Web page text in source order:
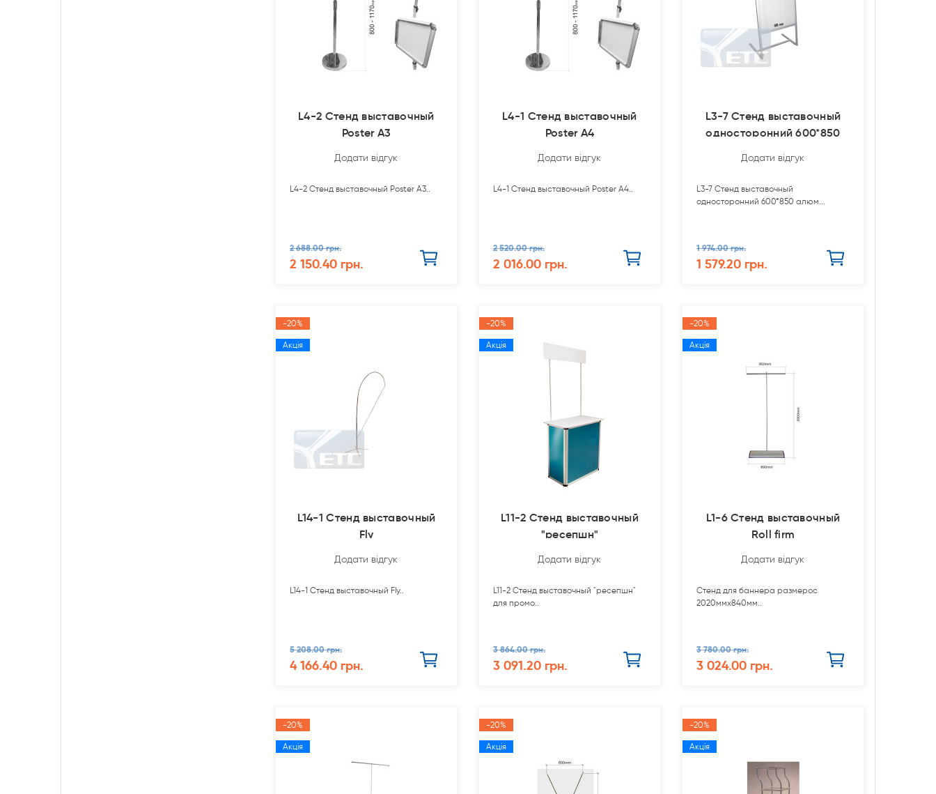
L4-2 Стенд выставочный
Poster A3
Додати відгук
L4-2 Стенд выставочный Poster A3..
2 688.00 грн.
2 150.40 грн.
L4-1 Стенд выставочный
Poster A4
Додати відгук
L4-1 Стенд выставочный Poster A4..
2 520.00 грн.
2 016.00 грн.
L3-7 Стенд выставочный
односторонний 600*850
Додати відгук
L3-7 Стенд выставочный
односторонний 600*850 алюм...
1 974.00 грн.
1 579.20 грн.
-20%
Акція
L14-1 Стенд выставочный
Fly
Додати відгук
L14-1 Стенд выставочный Fly..
5 208.00 грн.
4 166.40 грн.
-20%
Акція
L11-2 Стенд выставочный
"ресепшн"
Додати відгук
L11-2 Стенд выставочный "ресепшн"
для промо..
3 864.00 грн.
3 091.20 грн.
-20%
Акція
L1-6 Стенд выставочный
Roll firm
Додати відгук
Стенд для баннера размерос
2020ммх840мм..
3 780.00 грн.
3 024.00 грн.
-20%
Акція
-20%
Акція
-20%
Акція